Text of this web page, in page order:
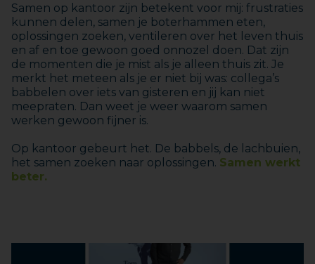
Samen op kantoor zijn betekent voor mij: frustraties
kunnen delen, samen je boterhammen eten,
oplossingen zoeken, ventileren over het leven thuis
en af en toe gewoon goed onnozel doen. Dat zijn
de momenten die je mist als je alleen thuis zit. Je
merkt het meteen als je er niet bij was: collega’s
babbelen over iets van gisteren en jij kan niet
meepraten. Dan weet je weer waarom samen
werken gewoon fijner is.
Op kantoor gebeurt het. De babbels, de lachbuien,
het samen zoeken naar oplossingen. Samen werkt
beter.